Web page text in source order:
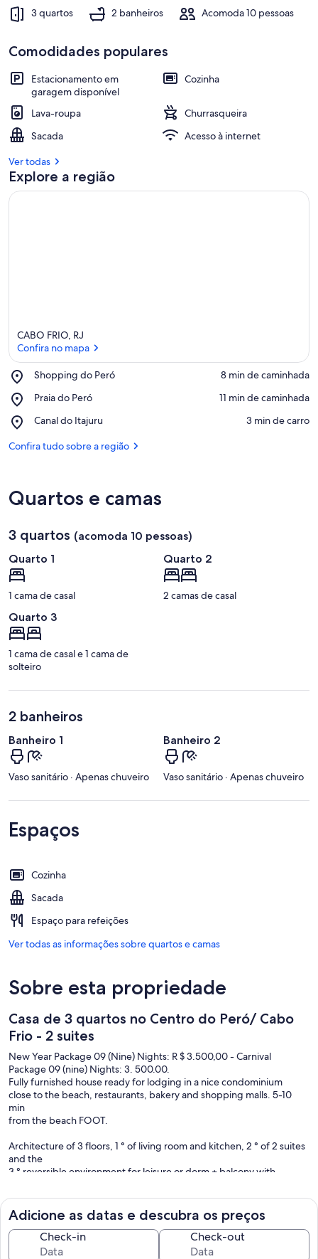
3 quartos 2 banheiros Acomoda 10 pessoas
Comodidades populares
Estacionamento em
garagem disponível
Cozinha
Lava-roupa
Churrasqueira
Sacada
Acesso à internet
Ver todas
Explore a região
CABO FRIO, RJ
Confira no mapa
Shopping do Peró
Place,
do
‪8 min de caminhada‬
Praia do Peró
Place,
do
‪11 min de caminhada‬
Canal do Itajuru
Place,
do
‪3 min de carro‬
Confira tudo sobre a região
Quartos e camas
3 quartos (acomoda 10 pessoas)
Quarto 1
1 cama de casal
Quarto 2
2 camas de casal
Quarto 3
1 cama de casal e 1 cama de
solteiro
2 banheiros
Banheiro 1
Vaso sanitário · Apenas chuveiro
Banheiro 2
Vaso sanitário · Apenas chuveiro
Espaços
Cozinha
Sacada
Espaço para refeições
Ver todas as informações sobre quartos e camas
Sobre esta propriedade
Casa de 3 quartos no Centro do Peró/ Cabo
Frio - 2 suites
New Year Package 09 (Nine) Nights: R $ 3.500,00 - Carnival
Package 09 (nine) Nights: 3. 500.00.
Fully furnished house ready for lodging in a nice condominium
close to the beach, restaurants, bakery and shopping malls. 5-10
min
from the beach FOOT.
Architecture of 3 floors, 1 ° of living room and kitchen, 2 ° of 2 suites
and the
3 ° reversible environment for leisure or dorm + balcony with
No mosquito problems: all windows have screens
protection.
No water shortages: own 10 thousand liters cistern + cistern
of the Condominium
Adicione as datas e descubra os preços
Check-in Check-out